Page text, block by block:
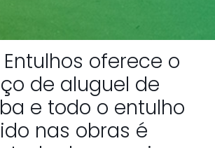
oferece o
de aluguel de
e todo o entulho
nas obras é